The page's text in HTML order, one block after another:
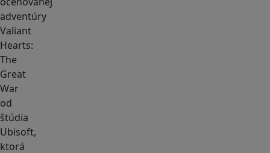
adventúry
Valiant
Hearts:
The
Great
War
od
štúdia
Ubisoft,
ktorá